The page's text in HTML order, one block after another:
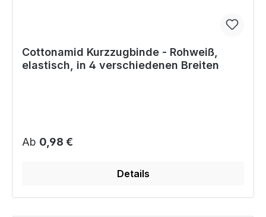
Cottonamid Kurzzugbinde - Rohweiß,
elastisch, in 4 verschiedenen Breiten
Regulärer Preis:
Ab 0,98 €
Details